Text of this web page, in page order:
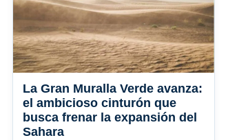
La Gran Muralla Verde avanza:
el ambicioso cinturón que
busca frenar la expansión del
Sahara